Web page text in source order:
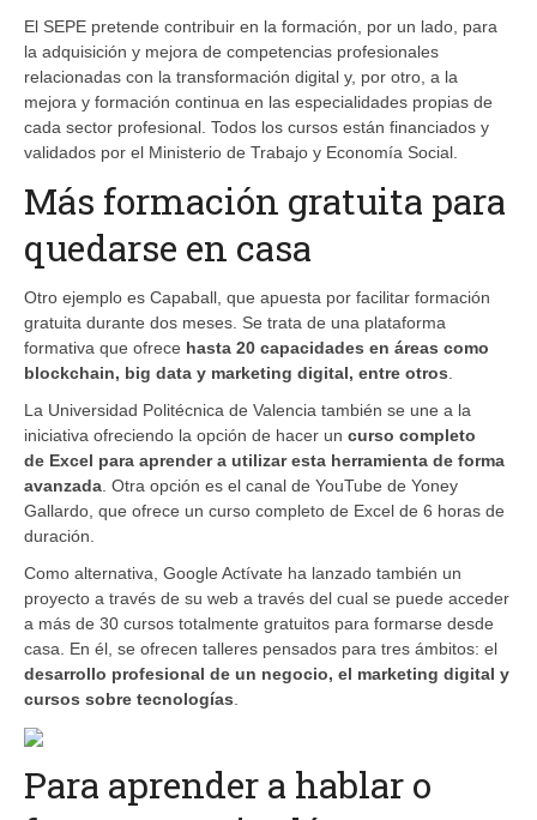
El SEPE pretende contribuir en la formación, por un lado, para
la adquisición y mejora de competencias profesionales
relacionadas con la transformación digital y, por otro, a la
mejora y formación continua en las especialidades propias de
cada sector profesional. Todos los cursos están financiados y
validados por el Ministerio de Trabajo y Economía Social.
Más formación gratuita para
quedarse en casa
Otro ejemplo es Capaball, que apuesta por facilitar formación
gratuita durante dos meses. Se trata de una plataforma
formativa que ofrece hasta 20 capacidades en áreas como
blockchain, big data y marketing digital, entre otros
La Universidad Politécnica de Valencia también se une a la
iniciativa ofreciendo la opción de hacer un curso completo
de Excel para aprender a utilizar esta herramienta de forma
avanzada . Otra opción es el canal de YouTube de Yoney
Gallardo, que ofrece un curso completo de Excel de 6 horas de
duración.
Como alternativa, Google Actívate ha lanzado también un
proyecto a través de su web a través del cual se puede acceder
a más de 30 cursos totalmente gratuitos para formarse desde
casa. En él, se ofrecen talleres pensados para tres ámbitos: el
desarrollo profesional de un negocio, el marketing digital y
cursos sobre tecnologías
Para aprender a hablar o